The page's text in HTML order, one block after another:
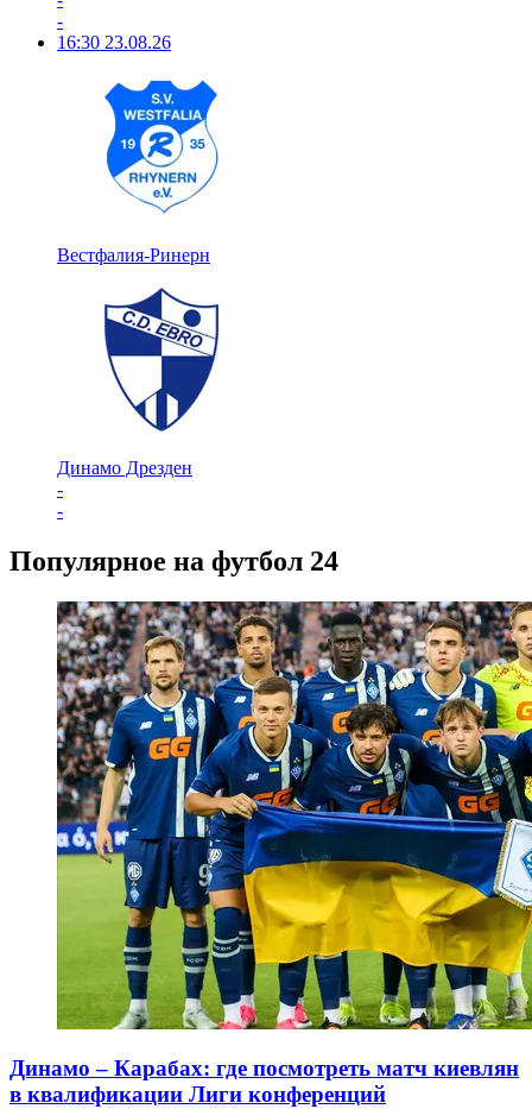
-
16:30 23.08.26
Вестфалия-Ринерн
Динамо Дрезден
-
-
Популярное на футбол 24
Динамо – Карабах: где посмотреть матч киевлян
в квалификации Лиги конференций